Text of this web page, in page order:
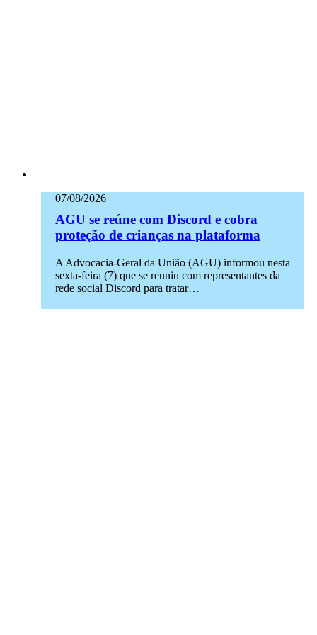
07/08/2026
AGU se reúne com Discord e cobra
proteção de crianças na plataforma
A Advocacia-Geral da União (AGU) informou nesta
sexta-feira (7) que se reuniu com representantes da
rede social Discord para tratar…